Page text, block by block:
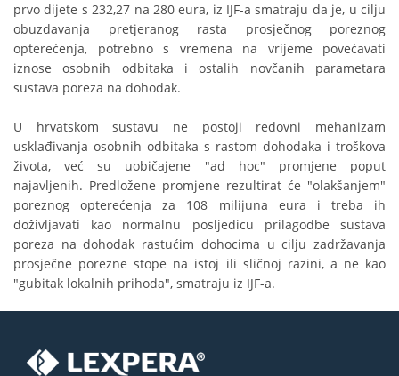
prvo dijete s 232,27 na 280 eura, iz IJF-a smatraju da je, u cilju
obuzdavanja pretjeranog rasta prosječnog poreznog
opterećenja, potrebno s vremena na vrijeme povećavati
iznose osobnih odbitaka i ostalih novčanih parametara
sustava poreza na dohodak.
U hrvatskom sustavu ne postoji redovni mehanizam
usklađivanja osobnih odbitaka s rastom dohodaka i troškova
života, već su uobičajene "ad hoc" promjene poput
najavljenih. Predložene promjene rezultirat će "olakšanjem"
poreznog opterećenja za 108 milijuna eura i treba ih
doživljavati kao normalnu posljedicu prilagodbe sustava
poreza na dohodak rastućim dohocima u cilju zadržavanja
prosječne porezne stope na istoj ili sličnoj razini, a ne kao
"gubitak lokalnih prihoda", smatraju iz IJF-a.